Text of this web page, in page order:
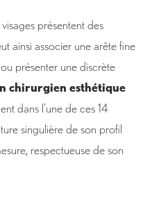
présentent des
ainsi associer une arête fine
présenter une discrète
chirurgien esthétique
dans l'une de ces 14
singulière de son profil
respectueuse de son